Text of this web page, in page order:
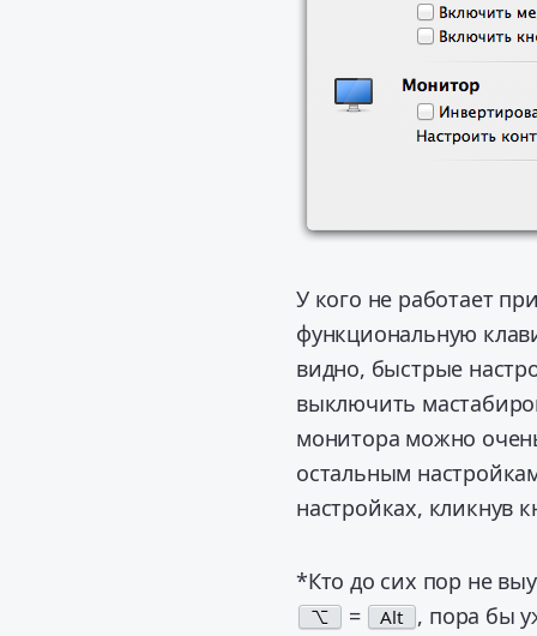
У кого не работает
функциональную
видно, быстрые
выключить
монитора можно
остальным
настройках, кликнув
*Кто до сих пор не
⌥ = Alt , пора бы